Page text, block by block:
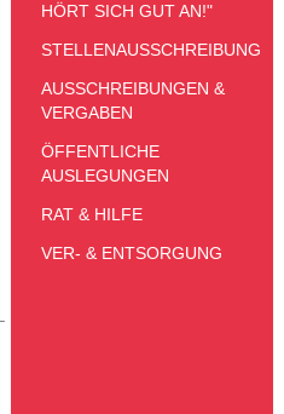
HÖRT SICH GUT AN!"
STELLENAUSSCHREIBUNG
AUSSCHREIBUNGEN &
VERGABEN
ÖFFENTLICHE
AUSLEGUNGEN
RAT & HILFE
VER- & ENTSORGUNG